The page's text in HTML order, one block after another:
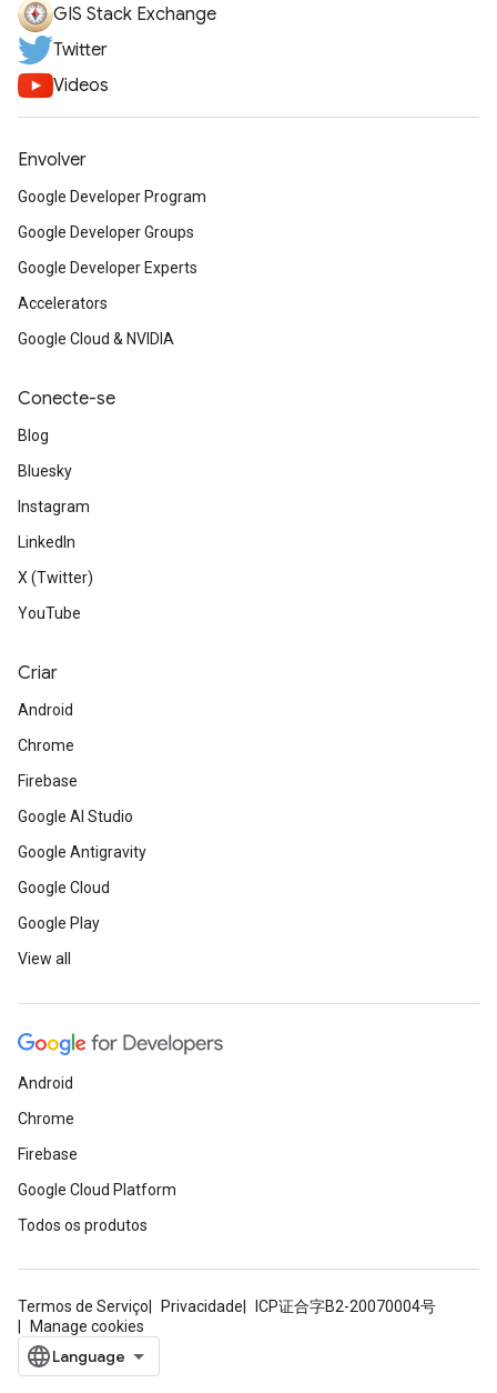
GIS Stack Exchange
Twitter
Videos
Envolver
Google Developer Program
Google Developer Groups
Google Developer Experts
Accelerators
Google Cloud & NVIDIA
Conecte-se
Blog
Bluesky
Instagram
LinkedIn
X (Twitter)
YouTube
Criar
Android
Chrome
Firebase
Google AI Studio
Google Antigravity
Google Cloud
Google Play
View all
Android
Chrome
Firebase
Google Cloud Platform
Todos os produtos
Termos de Serviço Privacidade
ICP证合字B2-20070004号
Manage cookies